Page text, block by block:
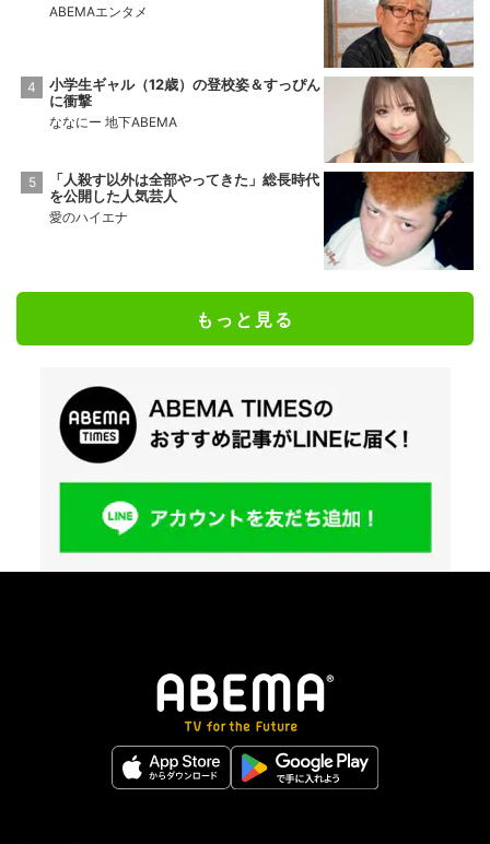
ABEMAエンタメ
小学生ギャル（12歳）の登校姿＆すっぴん
に衝撃
ななにー 地下ABEMA
「人殺す以外は全部やってきた」総長時代
を公開した人気芸人
愛のハイエナ
もっと見る